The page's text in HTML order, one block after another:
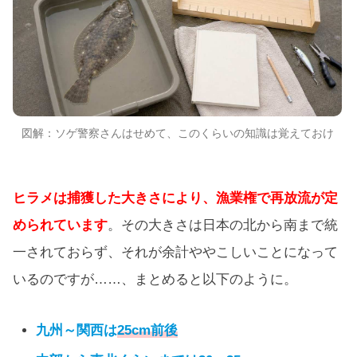
図解：ソゲ警察さんはせめて、このくらいの知識は覚えておけ
ヒラメは捕獲した大きさにより、漁業権で再放流が定
められています。その大きさは日本の北から南まで統
一されておらず、それが余計ややこしいことになって
いるのですが……、まとめると以下のように。
九州～関西は25cm前後